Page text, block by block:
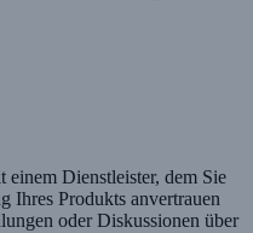
Dienstleister, dem Sie
Ihres Produkts anvertrauen
oder Diskussionen über